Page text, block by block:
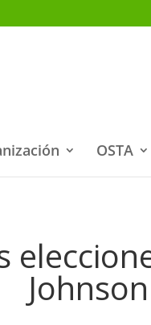
OSTA